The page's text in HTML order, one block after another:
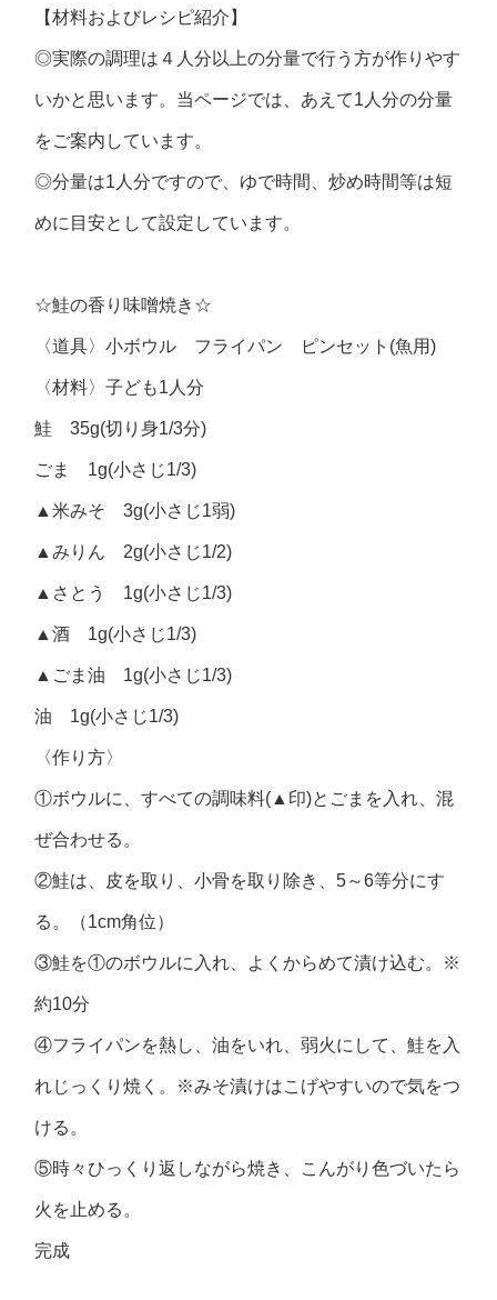
【材料およびレシピ紹介】
◎実際の調理は４人分以上の分量で行う方が作りやす
いかと思います。当ページでは、あえて1人分の分量
をご案内しています。
◎分量は1人分ですので、ゆで時間、炒め時間等は短
めに目安として設定しています。
☆鮭の香り味噌焼き☆
〈道具〉小ボウル フライパン ピンセット(魚用)
〈材料〉子ども1人分
鮭 35g(切り身1/3分)
ごま 1g(小さじ1/3)
▲米みそ 3g(小さじ1弱)
▲みりん 2g(小さじ1/2)
▲さとう 1g(小さじ1/3)
▲酒 1g(小さじ1/3)
▲ごま油 1g(小さじ1/3)
油 1g(小さじ1/3)
〈作り方〉
①ボウルに、すべての調味料(▲印)とごまを入れ、混
ぜ合わせる。
②鮭は、皮を取り、小骨を取り除き、5～6等分にす
る。（1cm角位）
③鮭を①のボウルに入れ、よくからめて漬け込む。※
約10分
④フライパンを熱し、油をいれ、弱火にして、鮭を入
れじっくり焼く。※みそ漬けはこげやすいので気をつ
ける。
⑤時々ひっくり返しながら焼き、こんがり色づいたら
火を止める。
完成